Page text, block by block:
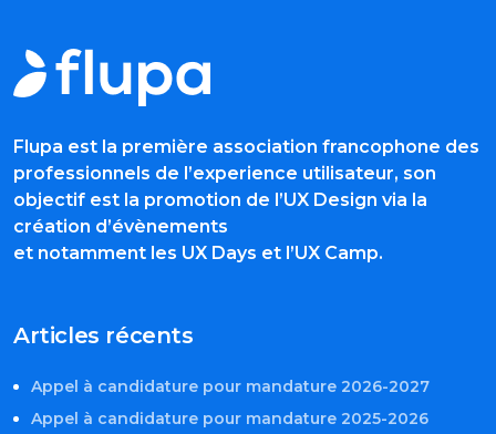
Flupa est la première association francophone des
professionnels de l’experience utilisateur, son
objectif est la promotion de l’UX Design via la
création d’évènements
et notamment les UX Days et l’UX Camp.
Articles récents
Appel à candidature pour mandature 2026-2027
Appel à candidature pour mandature 2025-2026